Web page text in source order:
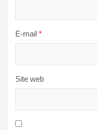
E-mail *
Site web